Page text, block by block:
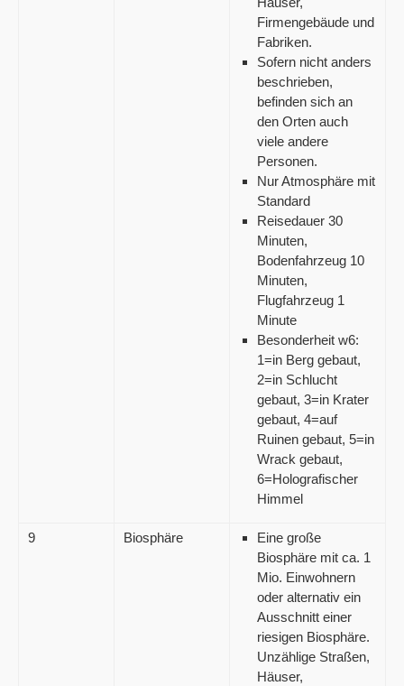
Firmengebäude und
Fabriken.
Sofern nicht anders
beschrieben,
befinden sich an
den Orten auch
viele andere
Personen.
Nur Atmosphäre mit
Standard
Reisedauer 30
Minuten,
Bodenfahrzeug 10
Minuten,
Flugfahrzeug 1
Minute
Besonderheit w6:
1=in Berg gebaut,
2=in Schlucht
gebaut, 3=in Krater
gebaut, 4=auf
Ruinen gebaut, 5=in
Wrack gebaut,
6=Holografischer
Himmel
9 Biosphäre
Eine große
Biosphäre mit ca. 1
Mio. Einwohnern
oder alternativ ein
Ausschnitt einer
riesigen Biosphäre.
Unzählige Straßen,
Häuser,